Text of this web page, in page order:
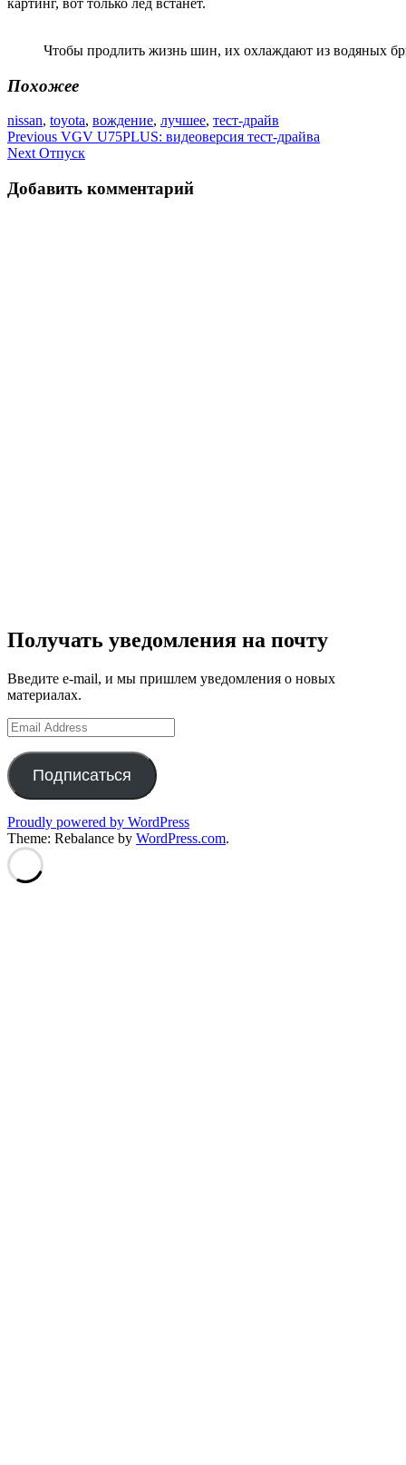
Чтобы продлить жизнь шин, их охлаждают из водяных
Похожее
nissan, toyota, вождение, лучшее, тест-драйв
Навигация
по
записям
Previous VGV U75PLUS: видеоверсия тест-драйва
Next Отпуск
Добавить комментарий
Получать уведомления на почту
Введите e-mail, и мы пришлем уведомления о новых
материалах.
Email
Address
Подписаться
Proudly powered by WordPress
Theme: Rebalance by WordPress.com.